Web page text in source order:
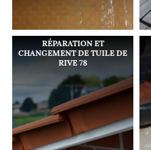
RÉPARATION ET
CHANGEMENT DE TUILE DE
RIVE 78